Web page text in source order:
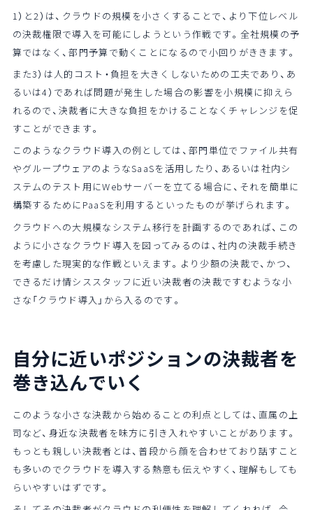
1）と2）は、クラウドの規模を小さくすることで、より下位レベル
の決裁権限で導入を可能にしようという作戦です。全社規模の予
算ではなく、部門予算で動くことになるので小回りがききます。
また3）は人的コスト・負担を大きくしないための工夫であり、あ
るいは4）であれば問題が発生した場合の影響を小規模に抑えら
れるので、決裁者に大きな負担をかけることなくチャレンジを促
すことができます。
このようなクラウド導入の例としては、部門単位でファイル共有
やグループウェアのようなSaaSを活用したり、あるいは社内シ
ステムのテスト用にWebサーバーを立てる場合に、それを簡単に
構築するためにPaaSを利用するといったものが挙げられます。
クラウドへの大規模なシステム移行を計画するのであれば、この
ように小さなクラウド導入を図ってみるのは、社内の決裁手続き
を考慮した現実的な作戦といえます。より少額の決裁で、かつ、
できるだけ情シススタッフに近い決裁者の決裁ですむような小
さな「クラウド導入」から入るのです。
自分に近いポジションの決裁者を
巻き込んでいく
このような小さな決裁から始めることの利点としては、直属の上
司など、身近な決裁者を味方に引き入れやすいことがあります。
もっとも親しい決裁者とは、普段から顔を合わせており話すこと
も多いのでクラウドを導入する熱意も伝えやすく、理解もしても
らいやすいはずです。